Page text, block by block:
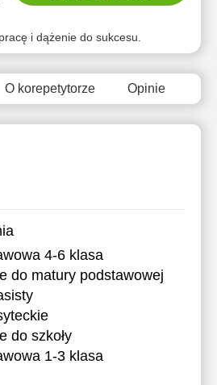
i dążenie do sukcesu.
O korepetytorze Opinie
4-6 klasa
do matury podstawowej
do szkoły
1-3 klasa
9
10
11
Brak
dostępnych
terminów
Brak
dostępnych
terminów
Brak
dostępnych
terminów